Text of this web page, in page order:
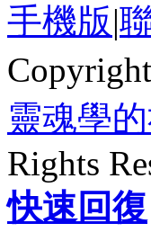
手機版|
靈魂學
Rights
快速回復